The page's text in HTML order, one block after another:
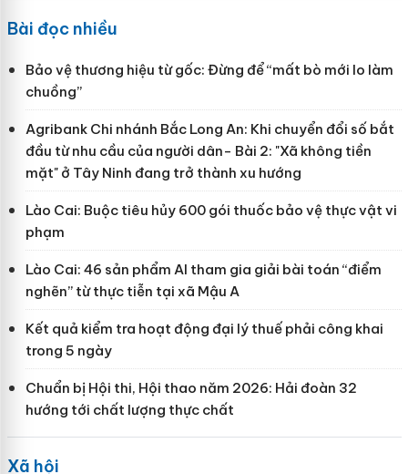
Bài đọc nhiều
Bảo vệ thương hiệu từ gốc: Đừng để “mất bò mới lo làm
chuồng”
Agribank Chi nhánh Bắc Long An: Khi chuyển đổi số bắt
đầu từ nhu cầu của người dân- Bài 2: "Xã không tiền
mặt" ở Tây Ninh đang trở thành xu hướng
Lào Cai: Buộc tiêu hủy 600 gói thuốc bảo vệ thực vật vi
phạm
Lào Cai: 46 sản phẩm AI tham gia giải bài toán “điểm
nghẽn” từ thực tiễn tại xã Mậu A
Kết quả kiểm tra hoạt động đại lý thuế phải công khai
trong 5 ngày
Chuẩn bị Hội thi, Hội thao năm 2026: Hải đoàn 32
hướng tới chất lượng thực chất
Xã hội